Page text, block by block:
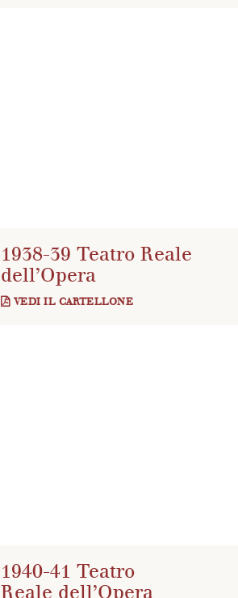
1938-39 Teatro Reale
dell’Opera
VEDI IL CARTELLONE
1940-41 Teatro
Reale dell’Opera